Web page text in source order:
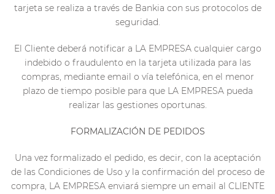
tarjeta se realiza a través de Bankia con sus protocolos de
seguridad.
El Cliente deberá notificar a LA EMPRESA cualquier cargo
indebido o fraudulento en la tarjeta utilizada para las
compras, mediante email o vía telefónica, en el menor
plazo de tiempo posible para que LA EMPRESA pueda
realizar las gestiones oportunas.
FORMALIZACIÓN DE PEDIDOS
Una vez formalizado el pedido, es decir, con la aceptación
de las Condiciones de Uso y la confirmación del proceso de
compra, LA EMPRESA enviará siempre un email al CLIENTE